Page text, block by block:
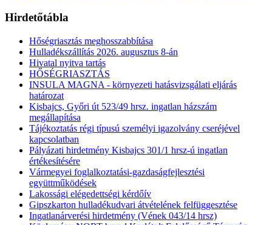
Hirdetőtábla
Hőségriasztás meghosszabbítása
Hulladékszállítás 2026. augusztus 8-án
Hivatal nyitva tartás
HŐSÉGRIASZTÁS
INSULA MAGNA - környezeti hatásvizsgálati eljárás
határozat
Kisbajcs, Győri út 523/49 hrsz. ingatlan házszám
megállapítása
Tájékoztatás régi típusú személyi igazolvány cseréjével
kapcsolatban
Pályázati hirdetmény Kisbajcs 301/1 hrsz-ú ingatlan
értékesítésére
Vármegyei foglalkoztatási-gazdaságfejlesztési
együttműködések
Lakossági elégedettségi kérdőív
Gipszkarton hulladékudvari átvételének felfüggesztése
Ingatlanárverési hirdetmény (Vének 043/14 hrsz)